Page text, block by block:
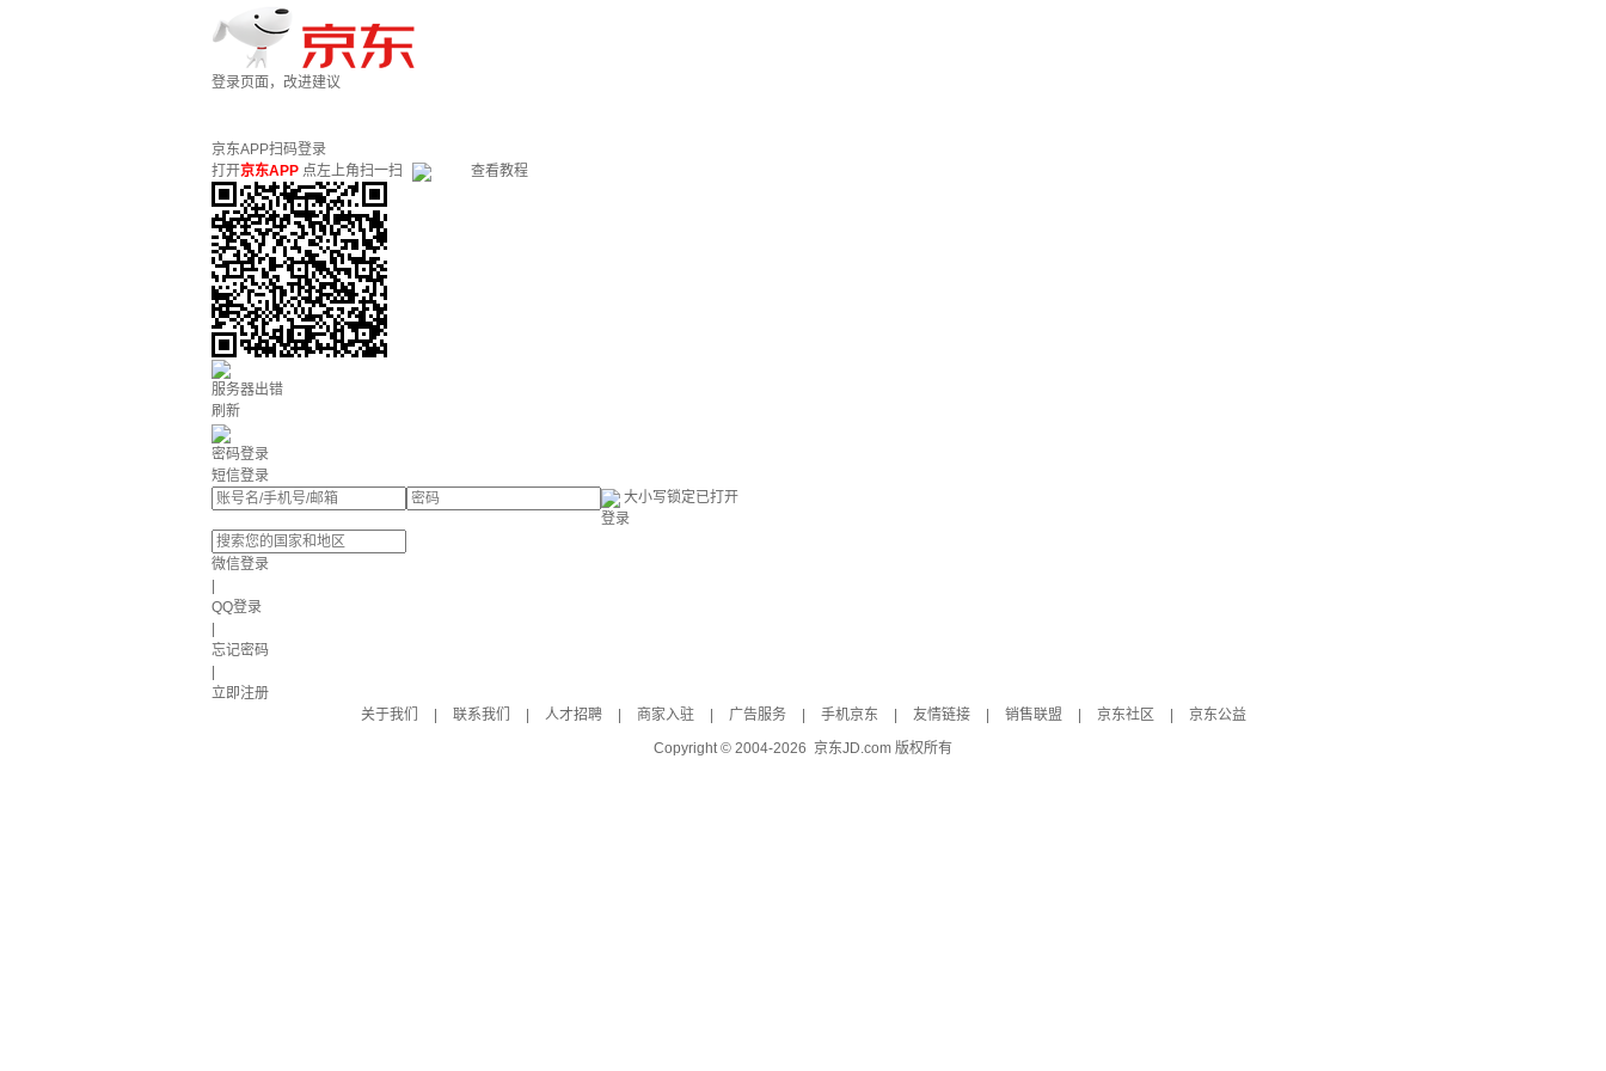
登录页面，改进建议
京东APP扫码登录
打开京东APP 点左上角扫一扫 查看教程
服务器出错
刷新
密码登录
短信登录
大小写锁定已打开
登录
微信登录
QQ登录
忘记密码
立即注册
关于我们
联系我们 人才招聘 商家入驻 广告服务 手机京东 友情链接 销售联盟 京东社区
京东公益
Copyright © 2004-2026 京东JD.com 版权所有